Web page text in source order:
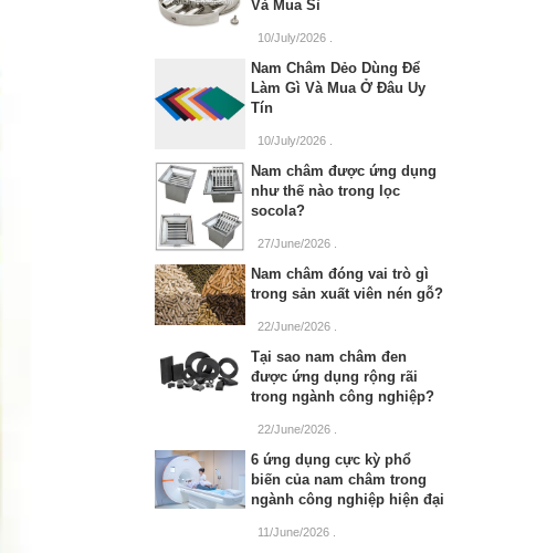
Và Mua Sỉ
10/July/2026
Nam Châm Dẻo Dùng Để
Làm Gì Và Mua Ở Đâu Uy
Tín
10/July/2026
Nam châm được ứng dụng
như thế nào trong lọc
socola?
27/June/2026
Nam châm đóng vai trò gì
trong sản xuất viên nén gỗ?
22/June/2026
Tại sao nam châm đen
được ứng dụng rộng rãi
trong ngành công nghiệp?
22/June/2026
6 ứng dụng cực kỳ phổ
biến của nam châm trong
ngành công nghiệp hiện đại
11/June/2026